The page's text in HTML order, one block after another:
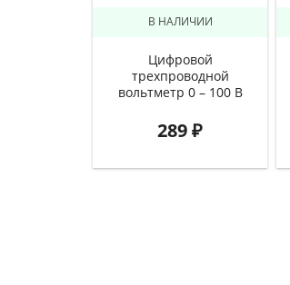
В НАЛИЧИИ
Цифровой
трехпроводной
вольтметр 0 – 100 В
289₽